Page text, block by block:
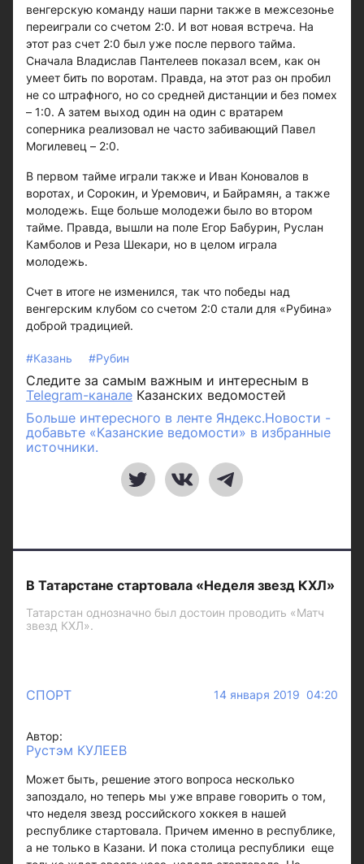
венгерскую команду наши парни также в межсезонье
переиграли со счетом 2:0. И вот новая встреча. На
этот раз счет 2:0 был уже после первого тайма.
Сначала Владислав Пантелеев показал всем, как он
умеет бить по воротам. Правда, на этот раз он пробил
не со штрафного, но со средней дистанции и без помех
– 1:0. А затем выход один на один с вратарем
соперника реализовал не часто забивающий Павел
Могилевец – 2:0.
В первом тайме играли также и Иван Коновалов в
воротах, и Сорокин, и Уремович, и Байрамян, а также
молодежь. Еще больше молодежи было во втором
тайме. Правда, вышли на поле Егор Бабурин, Руслан
Камболов и Реза Шекари, но в целом играла
молодежь.
Счет в итоге не изменился, так что победы над
венгерским клубом со счетом 2:0 стали для «Рубина»
доброй традицией.
#Казань #Рубин
Следите за самым важным и интересным в
Telegram-канале Казанских ведомостей
Больше интересного в ленте Яндекс.Новости -
добавьте «Казанские ведомости» в избранные
источники.
В Татарстане стартовала «Неделя звезд КХЛ»
Татарстан однозначно был достоин проводить «Матч
звезд КХЛ».
СПОРТ 14 января 2019 04:20
Автор:
Рустэм КУЛЕЕВ
Может быть, решение этого вопроса несколько
запоздало, но теперь мы уже вправе говорить о том,
что неделя звезд российского хоккея в нашей
республике стартовала. Причем именно в республике,
а не только в Казани. И пока столица республики еще